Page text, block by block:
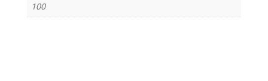
100